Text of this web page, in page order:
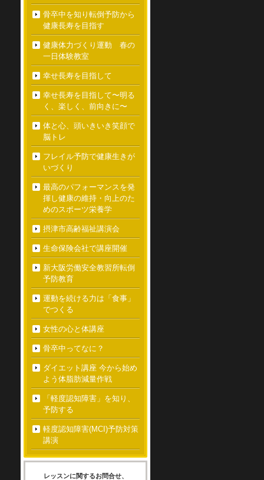
骨卒中を知り転倒予防から
健康長寿を目指す
健康体力づくり運動 春の
一日体験教室
幸せ長寿を目指して
幸せ長寿を目指して〜明る
く、楽しく、前向きに〜
体と心、頭いきいき笑顔で
脳トレ
フレイル予防で健康生きが
いづくり
最高のパフォーマンスを発
揮し健康の維持・向上のた
めのスポーツ栄養学
摂津市高齢福祉講演会
生命保険会社で講座開催
新大阪労働安全教習所転倒
予防教育
運動を続ける力は「食事」
でつくる
女性の心と体講座
骨卒中ってなに？
ダイエット講座 今から始め
よう体脂肪減量作戦
「軽度認知障害」を知り、
予防する
軽度認知障害(MCI)予防対策
講演
レッスンに関するお問合せ、